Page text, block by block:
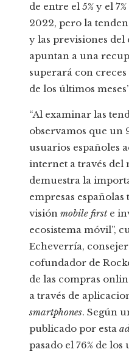
de entre el 5% y el
2022, pero la
y las previsiones del
apuntan a una
superará con
de los últimos
“Al examinar las
observamos que un
usuarios españoles
internet a través del
demuestra la
empresas españolas
visión mobile first e
ecosistema móvil”,
Echeverría,
cofundador de
de las compras
a través de
smartphones. Según
publicado por esta
pasado el 76% de los